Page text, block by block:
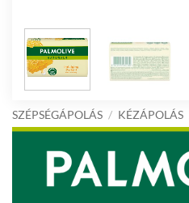
SZÉPSÉGÁPOLÁS / KÉZÁPOLÁS